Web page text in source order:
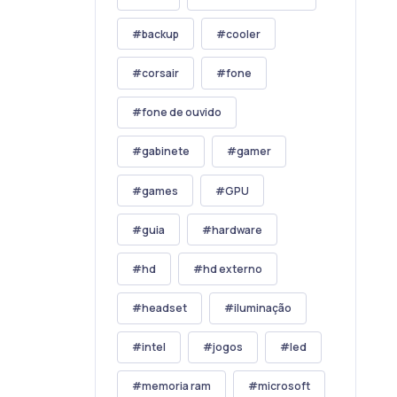
backup cooler
corsair fone
fone de ouvido
gabinete gamer
games GPU
guia hardware
hd hd externo
headset iluminação
intel jogos led
memoria ram microsoft